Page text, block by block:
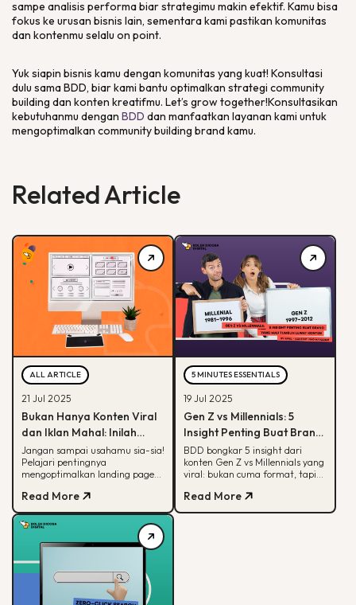
sampe analisis performa biar strategimu makin efektif. Kamu bisa
fokus ke urusan bisnis lain, sementara kami pastikan komunitas
dan kontenmu selalu on point.
Yuk siapin bisnis kamu dengan komunitas yang kuat! Konsultasi
dulu sama BDD, biar kami bantu optimalkan strategi community
building dan konten kreatifmu. Let’s grow together!Konsultasikan
kebutuhanmu dengan BDD dan manfaatkan layanan kami untuk
mengoptimalkan community building brandkamu.
Related Article
ALL ARTICLE
21 Jul 2025
Bukan Hanya Konten Viral
dan Iklan Mahal: Inilah
Peran Krusial Landing
Page dalam Digital
Marketing
Jangan sampai usahamu sia-sia!
Pelajari pentingnya
mengoptimalkan landing page
maksimal
Read More
5 MINUTES ESSENTIALS
19 Jul 2025
Gen Z vs Millennials: 5
Insight Penting Buat Brand
yang Mau Tumbuh Lewat
Konten
BDD bongkar 5 insight dari
konten Gen Z vs Millennials yang
viral: bukan cuma format, tapi
Read More